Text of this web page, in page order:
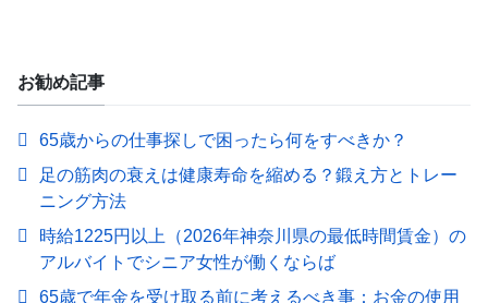
お勧め記事
65歳からの仕事探しで困ったら何をすべきか？
足の筋肉の衰えは健康寿命を縮める？鍛え方とトレー
ニング方法
時給1225円以上（2026年神奈川県の最低時間賃金）の
アルバイトでシニア女性が働くならば
65歳で年金を受け取る前に考えるべき事：お金の使用